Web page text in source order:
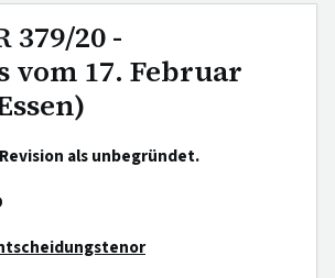
379/20 -
vom 17. Februar
als unbegründet.